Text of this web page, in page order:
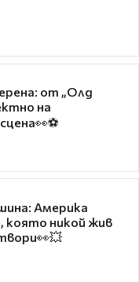
от „Олд
на
Америка
която никой жив